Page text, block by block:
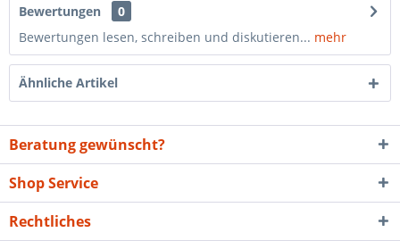
Bewertungen
0
Bewertungen lesen, schreiben und diskutieren... mehr
Ähnliche Artikel
Beratung gewünscht?
Shop Service
Rechtliches